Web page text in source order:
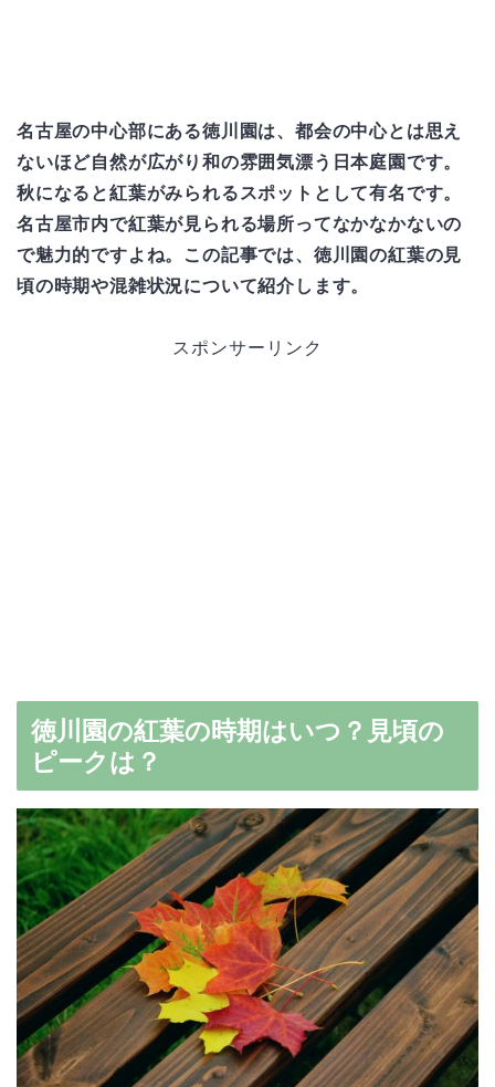
名古屋の中心部にある徳川園は、都会の中心とは思え
ないほど自然が広がり和の雰囲気漂う日本庭園です。
秋になると紅葉がみられるスポットとして有名です。
名古屋市内で紅葉が見られる場所ってなかなかないの
で魅力的ですよね。この記事では、徳川園の紅葉の見
頃の時期や混雑状況について紹介します。
スポンサーリンク
徳川園の紅葉の時期はいつ？見頃の
ピークは？